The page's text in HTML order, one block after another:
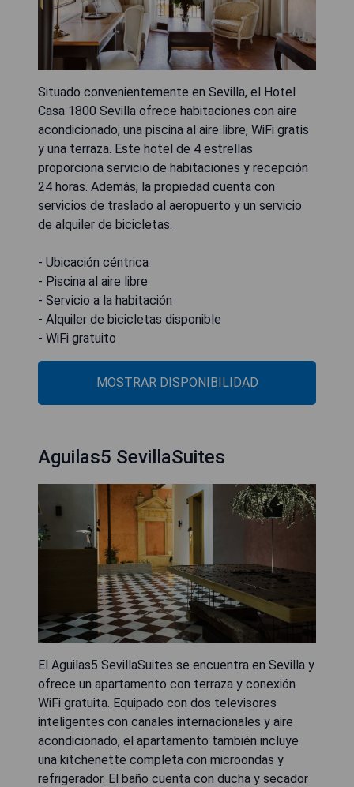
Situado convenientemente en Sevilla, el Hotel
Casa 1800 Sevilla ofrece habitaciones con aire
acondicionado, una piscina al aire libre, WiFi gratis
y una terraza. Este hotel de 4 estrellas
proporciona servicio de habitaciones y recepción
24 horas. Además, la propiedad cuenta con
servicios de traslado al aeropuerto y un servicio
de alquiler de bicicletas.
- Ubicación céntrica
- Piscina al aire libre
- Servicio a la habitación
- Alquiler de bicicletas disponible
- WiFi gratuito
MOSTRAR DISPONIBILIDAD
Aguilas5 SevillaSuites
El Aguilas5 SevillaSuites se encuentra en Sevilla y
ofrece un apartamento con terraza y conexión
WiFi gratuita. Equipado con dos televisores
inteligentes con canales internacionales y aire
acondicionado, el apartamento también incluye
una kitchenette completa con microondas y
refrigerador. El baño cuenta con ducha y secador